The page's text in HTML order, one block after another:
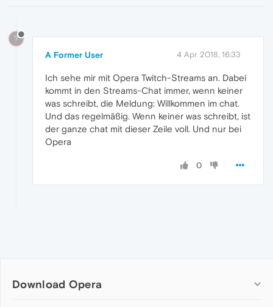
?
A Former User 4 Apr 2018, 16:33
Ich sehe mir mit Opera Twitch-Streams an. Dabei
kommt in den Streams-Chat immer, wenn keiner
was schreibt, die Meldung: Willkommen im chat.
Und das regelmäßig. Wenn keiner was schreibt, ist
der ganze chat mit dieser Zeile voll. Und nur bei
Opera
0
Download Opera